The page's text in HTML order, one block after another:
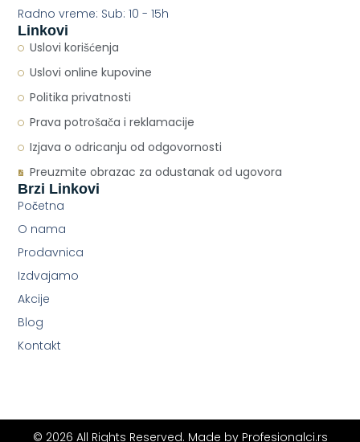
Linkovi
Uslovi korišćenja
Uslovi online kupovine
Politika privatnosti
Prava potrošača i reklamacije
Izjava o odricanju od odgovornosti
Preuzmite obrazac za odustanak od ugovora
Brzi Linkovi
Početna
O nama
Prodavnica
Izdvajamo
Akcije
Blog
Kontakt
Radno vreme: Sub: 10 - 15h
© 2026 All Rights Reserved. Made by Profesionalci.rs